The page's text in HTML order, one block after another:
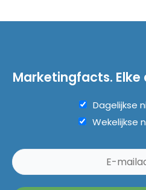
Marketingfacts. Elke
Dagelijkse
Wekelijkse